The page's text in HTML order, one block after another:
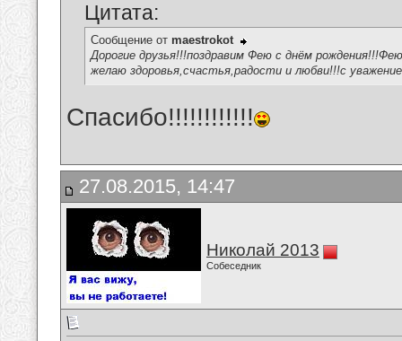
Цитата:
Сообщение от maestrokot
Дорогие друзья!!!поздравим Фею с днём
желаю здоровья,счастья,радости и любви!!!с
Спасибо!!!!!!!!!!!!
27.08.2015, 14:47
Николай 2013
Собеседник